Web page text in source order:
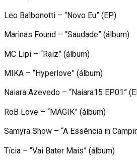
Leo Balbonotti – “Novo Eu” (EP)
Marinas Found – “Saudade” (álbum)
MC Lipi – “Raiz” (álbum)
MIKA – “Hyperlove” (álbum)
Naiara Azevedo – “Naiara15 EP.01”
RoB Love – “MAGIK” (álbum)
Samyra Show – “A Essência in
Tícia – “Vai Bater Mais” (álbum)